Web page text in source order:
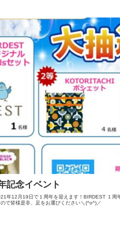
記念イベント
年12月19日で１周年を迎えます！BIRDEST １周
で皆様是非、足をお運びください＼(^o^)／